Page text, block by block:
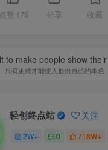
点赞 178 分享 收藏
to make people show
只有困难才能使人显出自己的本色
轻创终点站 关注
2W+ 0 718W+